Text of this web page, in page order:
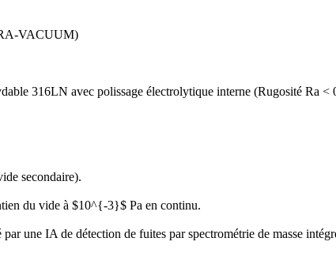
VACUUM)
316LN avec polissage électrolytique interne (Rugosité Ra <
secondaire).
du vide à $10^{-3}$ Pa en continu.
une IA de détection de fuites par spectrométrie de masse